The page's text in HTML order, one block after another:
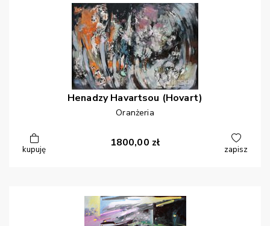
Henadzy Havartsou (Hovart)
Oranżeria
kupuję
1800,00 zł
zapisz